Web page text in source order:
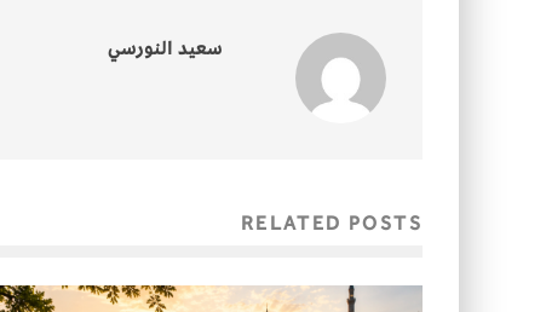
سعيد النورسي
RELATED POSTS